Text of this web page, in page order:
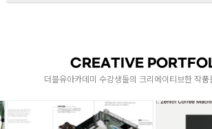
배열의 개념과 문자열 배열 이해
[ 1차원, 2차원, 다차원배열과 배열 정렬 알
함수와 포인터
CREATIVE
더블유아카데미 수강생들의 크리에이티브한 작